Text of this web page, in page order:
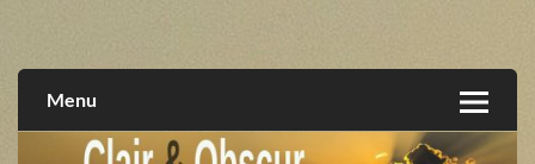
extrêmes, alternatives, texturales
Menu